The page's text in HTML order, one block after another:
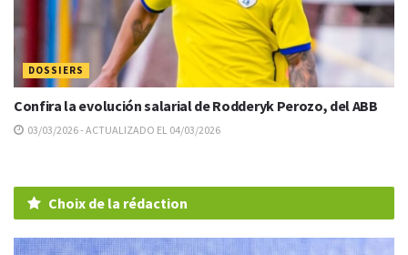
DOSSIERS
Confira la evolución salarial de Rodderyk Perozo, del ABB
03/03/2026 - ACTUALIZADO EL 04/03/2026
Choix de la rédaction